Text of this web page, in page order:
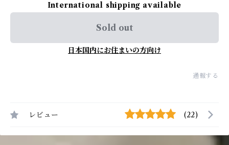
International shipping available
Sold out
日本国内にお住まいの方向け
通報する
レビュー (22)